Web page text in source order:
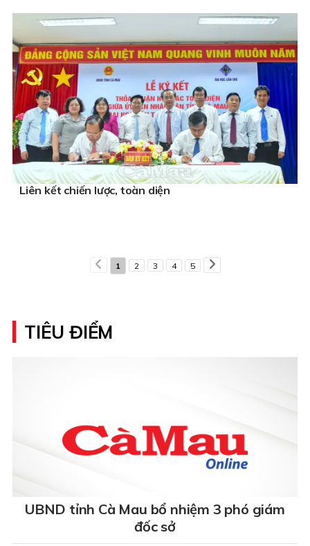
Liên kết chiến lược, toàn diện
1 2 3 4 5
TIÊU ĐIỂM
UBND tỉnh Cà Mau bổ nhiệm 3 phó giám
đốc sở